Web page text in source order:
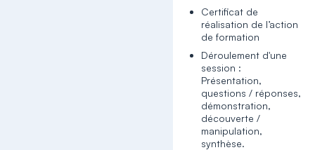
Certificat de
réalisation de l’action
de formation
Déroulement d'une
session :
Présentation,
questions / réponses,
démonstration,
découverte /
manipulation,
synthèse.